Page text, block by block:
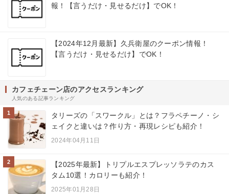
報！【言うだけ・見せるだけ】でOK！
【2024年12月最新】久兵衛屋のクーポン情報！
【言うだけ・見せるだけ】でOK！
カフェチェーン店のアクセスランキング
人気のある記事ランキング
1
タリーズの「スワークル」とは？フラペチーノ・シ
ェイクと違いは？作り方・再現レシピも紹介！
2024年04月11日
2
【2025年最新】トリプルエスプレッソラテのカス
タム10選！カロリーも紹介！
2025年01月28日